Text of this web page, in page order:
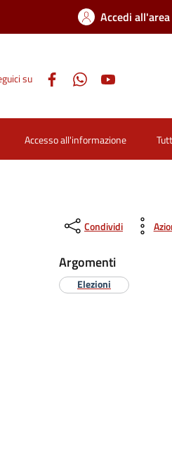
Accedi
su
Accesso all'informazione
Condividi
Argomenti
Elezioni